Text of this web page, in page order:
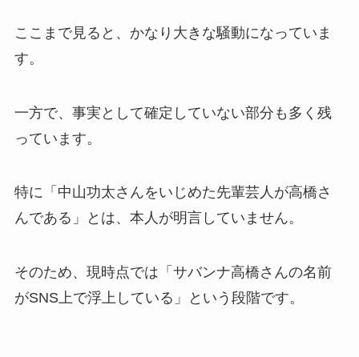
ここまで見ると、かなり大きな騒動になっていま
す。
一方で、事実として確定していない部分も多く残
っています。
特に「中山功太さんをいじめた先輩芸人が高橋さ
んである」とは、本人が明言していません。
そのため、現時点では「サバンナ高橋さんの名前
がSNS上で浮上している」という段階です。